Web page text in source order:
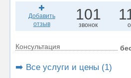
Добавить
отзыв
101
звонок
Консультация
➡️ Все услуги и цены (1)